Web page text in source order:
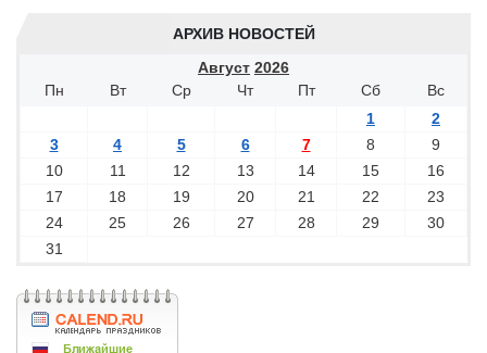
АРХИВ НОВОСТЕЙ
Август 2026
Пн
Вт Ср Чт Пт Сб
Вс
1
2
3
4 5 6 7 8
9
10
11 12 13 14 15
16
17
18 19 20 21 22
23
24
25 26 27 28 29
30
31